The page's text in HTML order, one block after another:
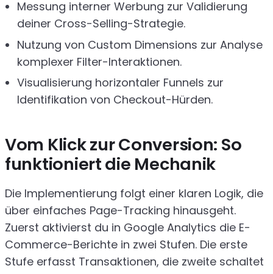
Messung interner Werbung zur Validierung
deiner Cross-Selling-Strategie.
Nutzung von Custom Dimensions zur Analyse
komplexer Filter-Interaktionen.
Visualisierung horizontaler Funnels zur
Identifikation von Checkout-Hürden.
Vom Klick zur Conversion: So
funktioniert die Mechanik
Die Implementierung folgt einer klaren Logik, die
über einfaches Page-Tracking hinausgeht.
Zuerst aktivierst du in Google Analytics die E-
Commerce-Berichte in zwei Stufen. Die erste
Stufe erfasst Transaktionen, die zweite schaltet